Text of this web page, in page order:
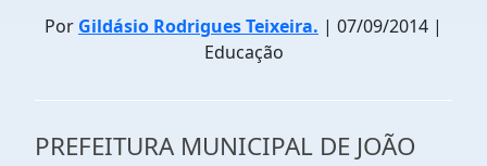
Por Gildásio Rodrigues Teixeira. | 07/09/2014 |
Educação
PREFEITURA MUNICIPAL DE JOÃO